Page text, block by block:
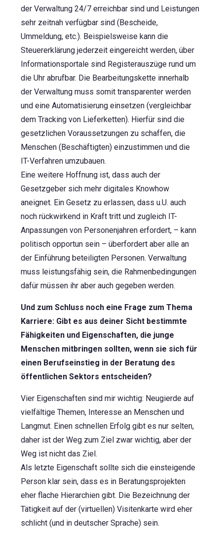
der Verwaltung 24/7 erreichbar sind und Leistungen
sehr zeitnah verfügbar sind (Bescheide,
Ummeldung, etc.). Beispielsweise kann die
Steuererklärung jederzeit eingereicht werden, über
Informationsportale sind Registerauszüge rund um
die Uhr abrufbar. Die Bearbeitungskette innerhalb
der Verwaltung muss somit transparenter werden
und eine Automatisierung einsetzen (vergleichbar
dem Tracking von Lieferketten). Hierfür sind die
gesetzlichen Voraussetzungen zu schaffen, die
Menschen (Beschäftigten) einzustimmen und die
IT-Verfahren umzubauen.
Eine weitere Hoffnung ist, dass auch der
Gesetzgeber sich mehr digitales Knowhow
aneignet. Ein Gesetz zu erlassen, dass u.U. auch
noch rückwirkend in Kraft tritt und zugleich IT-
Anpassungen von Personenjahren erfordert, – kann
politisch opportun sein – überfordert aber alle an
der Einführung beteiligten Personen. Verwaltung
muss leistungsfähig sein, die Rahmenbedingungen
dafür müssen ihr aber auch gegeben werden.
Und zum Schluss noch eine Frage zum Thema
Karriere: Gibt es aus deiner Sicht bestimmte
Fähigkeiten und Eigenschaften, die junge
Menschen mitbringen sollten, wenn sie sich für
einen Berufseinstieg in der Beratung des
öffentlichen Sektors entscheiden?
Vier Eigenschaften sind mir wichtig: Neugierde auf
vielfältige Themen, Interesse an Menschen und
Langmut. Einen schnellen Erfolg gibt es nur selten,
daher ist der Weg zum Ziel zwar wichtig, aber der
Weg ist nicht das Ziel.
Als letzte Eigenschaft sollte sich die einsteigende
Person klar sein, dass es in Beratungsprojekten
eher flache Hierarchien gibt. Die Bezeichnung der
Tätigkeit auf der (virtuellen) Visitenkarte wird eher
schlicht (und in deutscher Sprache) sein.